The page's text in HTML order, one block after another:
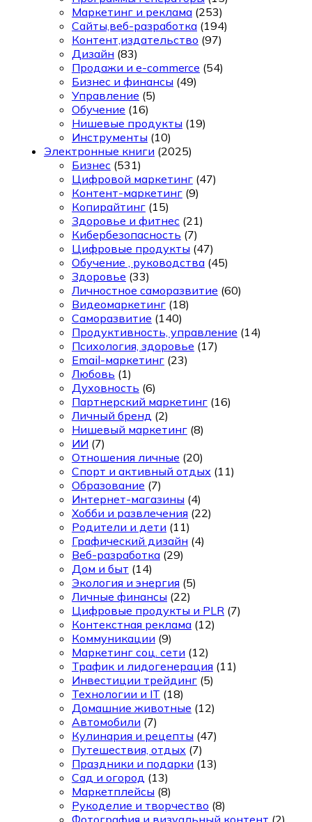
Маркетинг и реклама (253)
Сайты,веб-разработка (194)
Контент,издательство (97)
Дизайн (83)
Продажи и e-commerce (54)
Бизнес и финансы (49)
Управление (5)
Обучение (16)
Нишевые продукты (19)
Инструменты (10)
Электронные книги (2025)
Бизнес (531)
Цифровой маркетинг (47)
Контент-маркетинг (9)
Копирайтинг (15)
Здоровье и фитнес (21)
Кибербезопасность (7)
Цифровые продукты (47)
Обучение , руководства (45)
Здоровье (33)
Личностное саморазвитие (60)
Видеомаркетинг (18)
Саморазвитие (140)
Продуктивность, управление (14)
Психология, здоровье (17)
Email-маркетинг (23)
Любовь (1)
Духовность (6)
Партнерский маркетинг (16)
Личный бренд (2)
Нишевый маркетинг (8)
ИИ (7)
Отношения личные (20)
Спорт и активный отдых (11)
Образование (7)
Интернет-магазины (4)
Хобби и развлечения (22)
Родители и дети (11)
Графический дизайн (4)
Веб-разработка (29)
Дом и быт (14)
Экология и энергия (5)
Личные финансы (22)
Цифровые продукты и PLR (7)
Контекстная реклама (12)
Коммуникации (9)
Маркетинг соц. сети (12)
Трафик и лидогенерация (11)
Инвестиции трейдинг (5)
Технологии и IT (18)
Домашние животные (12)
Автомобили (7)
Кулинария и рецепты (47)
Путешествия, отдых (7)
Праздники и подарки (13)
Сад и огород (13)
Маркетплейсы (8)
Рукоделие и творчество (8)
Фотография и визуальный контент (2)